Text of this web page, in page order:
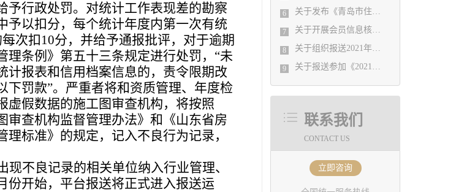
6 关于发布《青岛市住宅设计质量提升指引》 的通知
7 关于开展会员信息核对工作的通知
8 关于组织报送2021年度山东省工程建设（勘察设计） 优秀QC小组的通知
9 关于报送参加《2021年度山东省优秀工程勘察设计成果竞赛》有关事宜的通知
联系我们
CONTACT US
立即咨询
予行政处罚。对统计工作表现差的勘察
予以扣分，每个统计年度内第一次有统
次扣10分，并给予通报批评，对于逾期
条例》第五十三条规定进行处罚，“未
计报表和信用档案信息的，责令限期改
下罚款”。严重者将和资质管理、年度检
虚假数据的施工图审查机构，将按照
审查机构监督管理办法》和《山东省房
标准》的规定，记入不良行为记录，
不良记录的相关单位纳入行业管理、
份开始，平台报送将正式进入报送运